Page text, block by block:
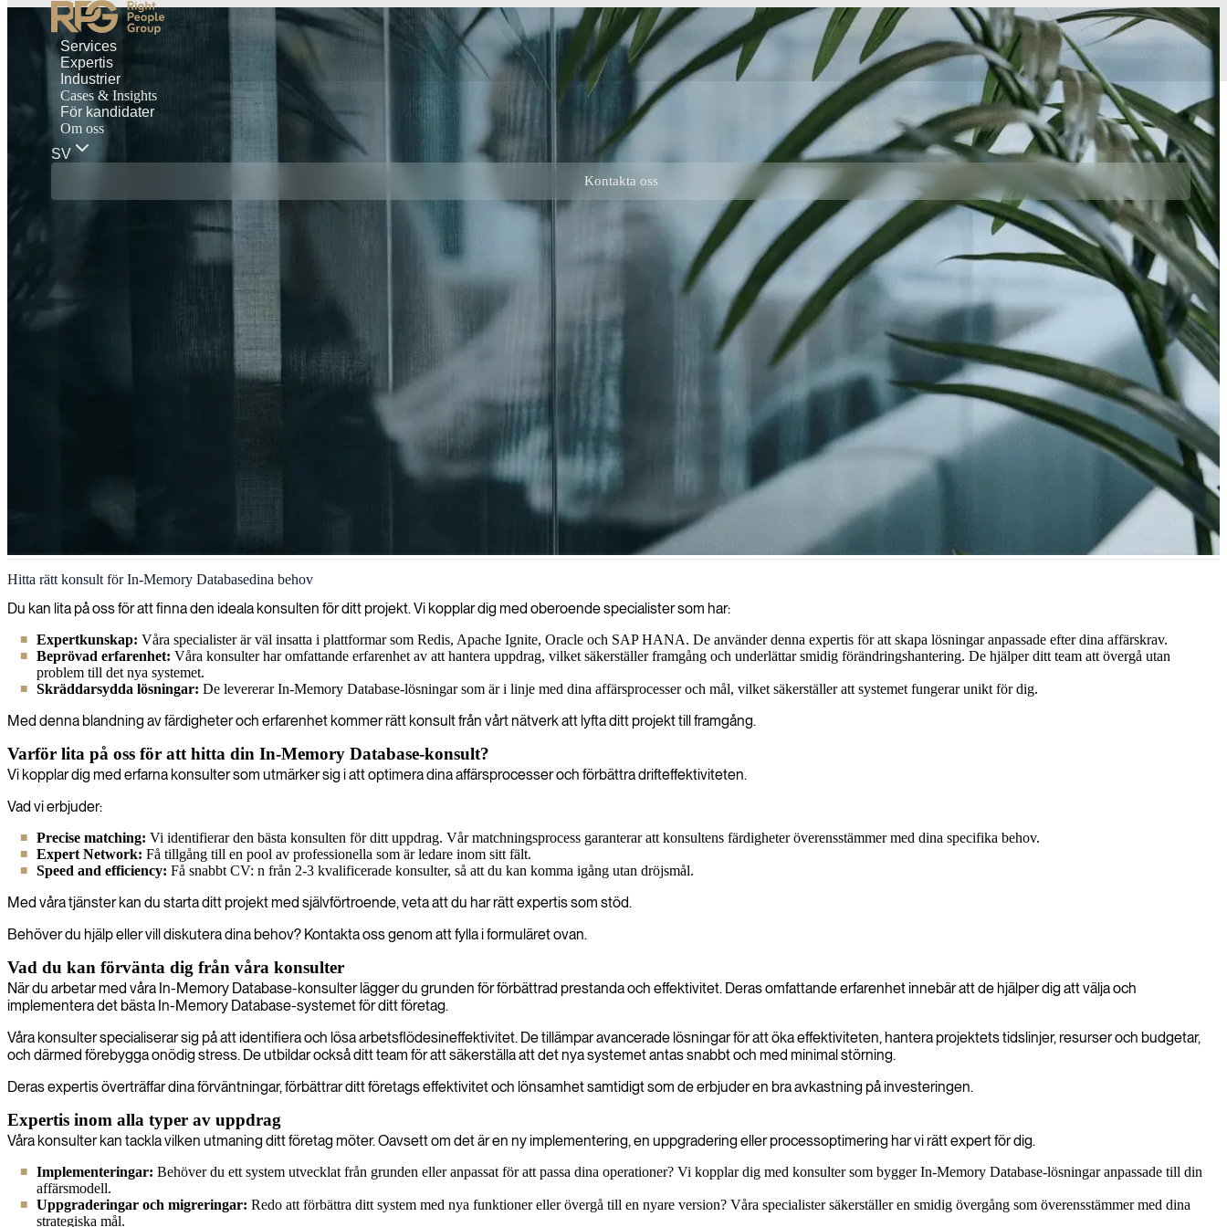
Services
Expertis
Industrier
Cases & Insights
För kandidater
Om oss
SV
Kontakta oss
In-memory databases
Vi tillhandahåller expertkonsulter med djupgående kunskap om in-memory-databaser för att hjälpa organisationer att förbättra sina databehandlingsmöjligheter och uppnå realtidsanalys med hög prestanda.
Hitta rätt konsult för In-Memory Databasedina behov
Du kan lita på oss för att finna den ideala konsulten för ditt projekt. Vi kopplar dig med oberoende specialister som har:
Expertkunskap: Våra specialister är väl insatta i plattformar som Redis, Apache Ignite, Oracle och SAP HANA. De använder denna expertis för att skapa lösningar anpassade efter dina affärskrav.
Beprövad erfarenhet: Våra konsulter har omfattande erfarenhet av att hantera uppdrag, vilket säkerställer framgång och underlättar smidig förändringshantering. De hjälper ditt team att övergå utan
problem till det nya systemet.
Skräddarsydda lösningar: De levererar In-Memory Database-lösningar som är i linje med dina affärsprocesser och mål, vilket säkerställer att systemet fungerar unikt för dig.
Med denna blandning av färdigheter och erfarenhet kommer rätt konsult från vårt nätverk att lyfta ditt projekt till framgång.
Varför lita på oss för att hitta din In-Memory Database-konsult?
Vi kopplar dig med erfarna konsulter som utmärker sig i att optimera dina affärsprocesser och förbättra drifteffektiviteten.
Vad vi erbjuder:
Precise matching: Vi identifierar den bästa konsulten för ditt uppdrag. Vår matchningsprocess garanterar att konsultens färdigheter överensstämmer med dina specifika behov.
Expert Network: Få tillgång till en pool av professionella som är ledare inom sitt fält.
Speed and efficiency: Få snabbt CV: n från 2-3 kvalificerade konsulter, så att du kan komma igång utan dröjsmål.
Med våra tjänster kan du starta ditt projekt med självförtroende, veta att du har rätt expertis som stöd.
Behöver du hjälp eller vill diskutera dina behov? Kontakta oss genom att fylla i formuläret ovan.
Vad du kan förvänta dig från våra konsulter
När du arbetar med våra In-Memory Database-konsulter lägger du grunden för förbättrad prestanda och effektivitet. Deras omfattande erfarenhet innebär att de hjälper dig att välja och
implementera det bästa In-Memory Database-systemet för ditt företag.
Våra konsulter specialiserar sig på att identifiera och lösa arbetsflödesineffektivitet. De tillämpar avancerade lösningar för att öka effektiviteten, hantera projektets tidslinjer, resurser och budgetar,
och därmed förebygga onödig stress. De utbildar också ditt team för att säkerställa att det nya systemet antas snabbt och med minimal störning.
Deras expertis överträffar dina förväntningar, förbättrar ditt företags effektivitet och lönsamhet samtidigt som de erbjuder en bra avkastning på investeringen.
Expertis inom alla typer av uppdrag
Våra konsulter kan tackla vilken utmaning ditt företag möter. Oavsett om det är en ny implementering, en uppgradering eller processoptimering har vi rätt expert för dig.
Implementeringar: Behöver du ett system utvecklat från grunden eller anpassat för att passa dina operationer? Vi kopplar dig med konsulter som bygger In-Memory Database-lösningar anpassade till din
affärsmodell.
Uppgraderingar och migreringar: Redo att förbättra ditt system med nya funktioner eller övergå till en nyare version? Våra specialister säkerställer en smidig övergång som överensstämmer med dina
strategiska mål.